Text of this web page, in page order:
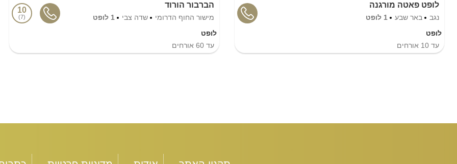
לופט פאטה מורגנה
נגב באר שבע
1 לופט
לופט
עד 10 אורחים
הברבור הורוד
מישור החוף הדרומי שדה צבי 1 לופט
10
7
לופט
עד60 אורחים